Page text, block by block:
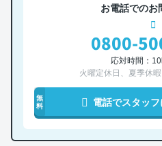
お電話でのお
0800-
応対時間：
火曜定休日、夏季休
無
料
電話でスタッ